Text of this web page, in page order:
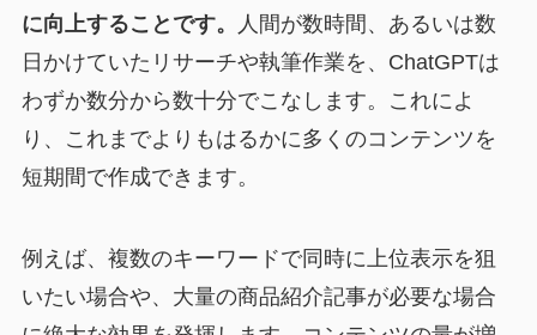
に向上することです。
人間が数時間、あるいは数
日かけていたリサーチや執筆作業を、ChatGPTは
わずか数分から数十分でこなします。これによ
り、これまでよりもはるかに多くのコンテンツを
短期間で作成できます。
例えば、複数のキーワードで同時に上位表示を狙
いたい場合や、大量の商品紹介記事が必要な場合